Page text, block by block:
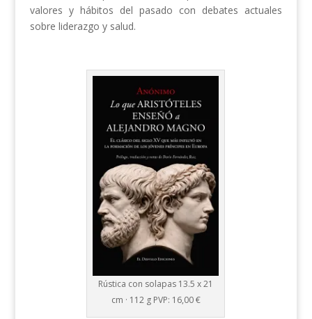
valores y hábitos del pasado con debates actuales
sobre liderazgo y salud.
Rústica con solapas 13.5 x 21
cm · 112 g PVP: 16,00 €